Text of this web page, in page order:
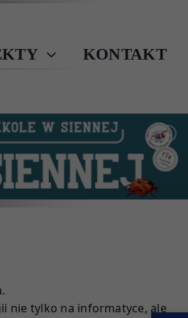
KONTAKT
nie tylko na informatyce, ale